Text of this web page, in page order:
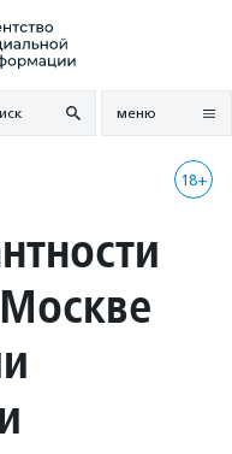
меню
18+